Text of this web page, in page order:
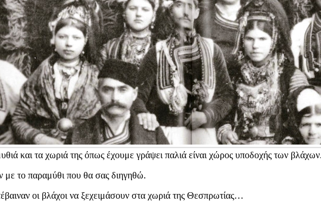
και τα χωριά της όπως έχουμε γράψει παλιά είναι χώρος υποδοχής των
με το παραμύθι που θα σας διηγηθώ.
οι βλάχοι να ξεχειμάσουν στα χωριά της Θεσπρωτίας…